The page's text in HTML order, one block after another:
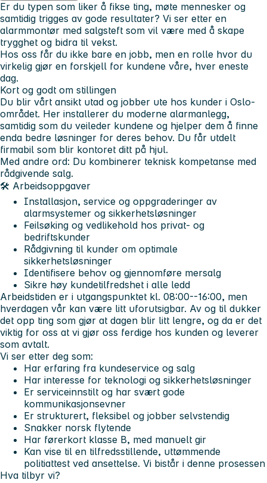
Er du typen som liker å fikse ting, møte mennesker og
samtidig trigges av gode resultater? Vi ser etter en
alarmmontør med salgsteft som vil være med å skape
trygghet og bidra til vekst.
Hos oss får du ikke bare en jobb, men en rolle hvor du
virkelig gjør en forskjell for kundene våre, hver eneste
dag.
Kort og godt om stillingen
Du blir vårt ansikt utad og jobber ute hos kunder i Oslo-
området. Her installerer du moderne alarmanlegg,
samtidig som du veileder kundene og hjelper dem å finne
enda bedre løsninger for deres behov. Du får utdelt
firmabil som blir kontoret ditt på hjul.
Med andre ord: Du kombinerer teknisk kompetanse med
rådgivende salg.
🛠️ Arbeidsoppgaver
Installasjon, service og oppgraderinger av
alarmsystemer og sikkerhetsløsninger
Feilsøking og vedlikehold hos privat- og
bedriftskunder
Rådgivning til kunder om optimale
sikkerhetsløsninger
Identifisere behov og gjennomføre mersalg
Sikre høy kundetilfredshet i alle ledd
Arbeidstiden er i utgangspunktet kl. 08:00--16:00, men
hverdagen vår kan være litt uforutsigbar. Av og til dukker
det opp ting som gjør at dagen blir litt lengre, og da er det
viktig for oss at vi gjør oss ferdige hos kunden og leverer
som avtalt.
Vi ser etter deg som:
Har erfaring fra kundeservice og salg
Har interesse for teknologi og sikkerhetsløsninger
Er serviceinnstilt og har svært gode
kommunikasjonsevner
Er strukturert, fleksibel og jobber selvstendig
Snakker norsk flytende
Har førerkort klasse B, med manuelt gir
Kan vise til en tilfredsstillende, uttømmende
politiattest ved ansettelse. Vi bistår i denne prosessen
Hva tilbyr vi?